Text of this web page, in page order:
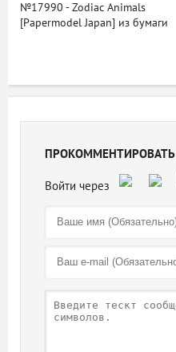
№17990 - Zodiac Animals
[Papermodel Japan] из бумаги
ПРОКОММЕНТИРОВАТЬ